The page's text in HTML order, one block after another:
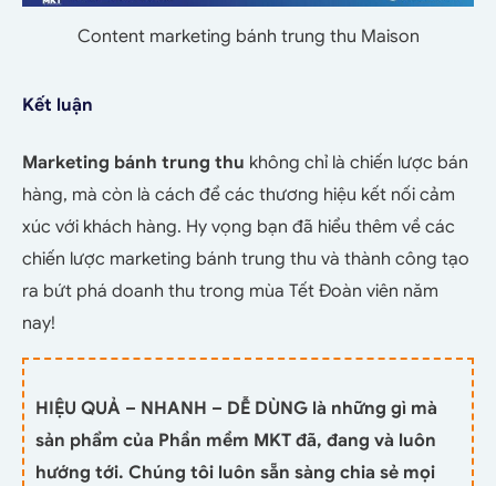
Content marketing bánh trung thu Maison
Kết luận
Marketing bánh trung thu không chỉ là chiến lược bán
hàng, mà còn là cách để các thương hiệu kết nối cảm
xúc với khách hàng. Hy vọng bạn đã hiểu thêm về các
chiến lược marketing bánh trung thu và thành công tạo
ra bứt phá doanh thu trong mùa Tết Đoàn viên năm
nay!
HIỆU QUẢ – NHANH – DỄ DÙNG là những gì mà
sản phẩm của Phần mềm MKT đã, đang và luôn
hướng tới. Chúng tôi luôn sẵn sàng chia sẻ mọi